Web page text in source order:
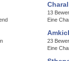
13
Eine
23
Eine